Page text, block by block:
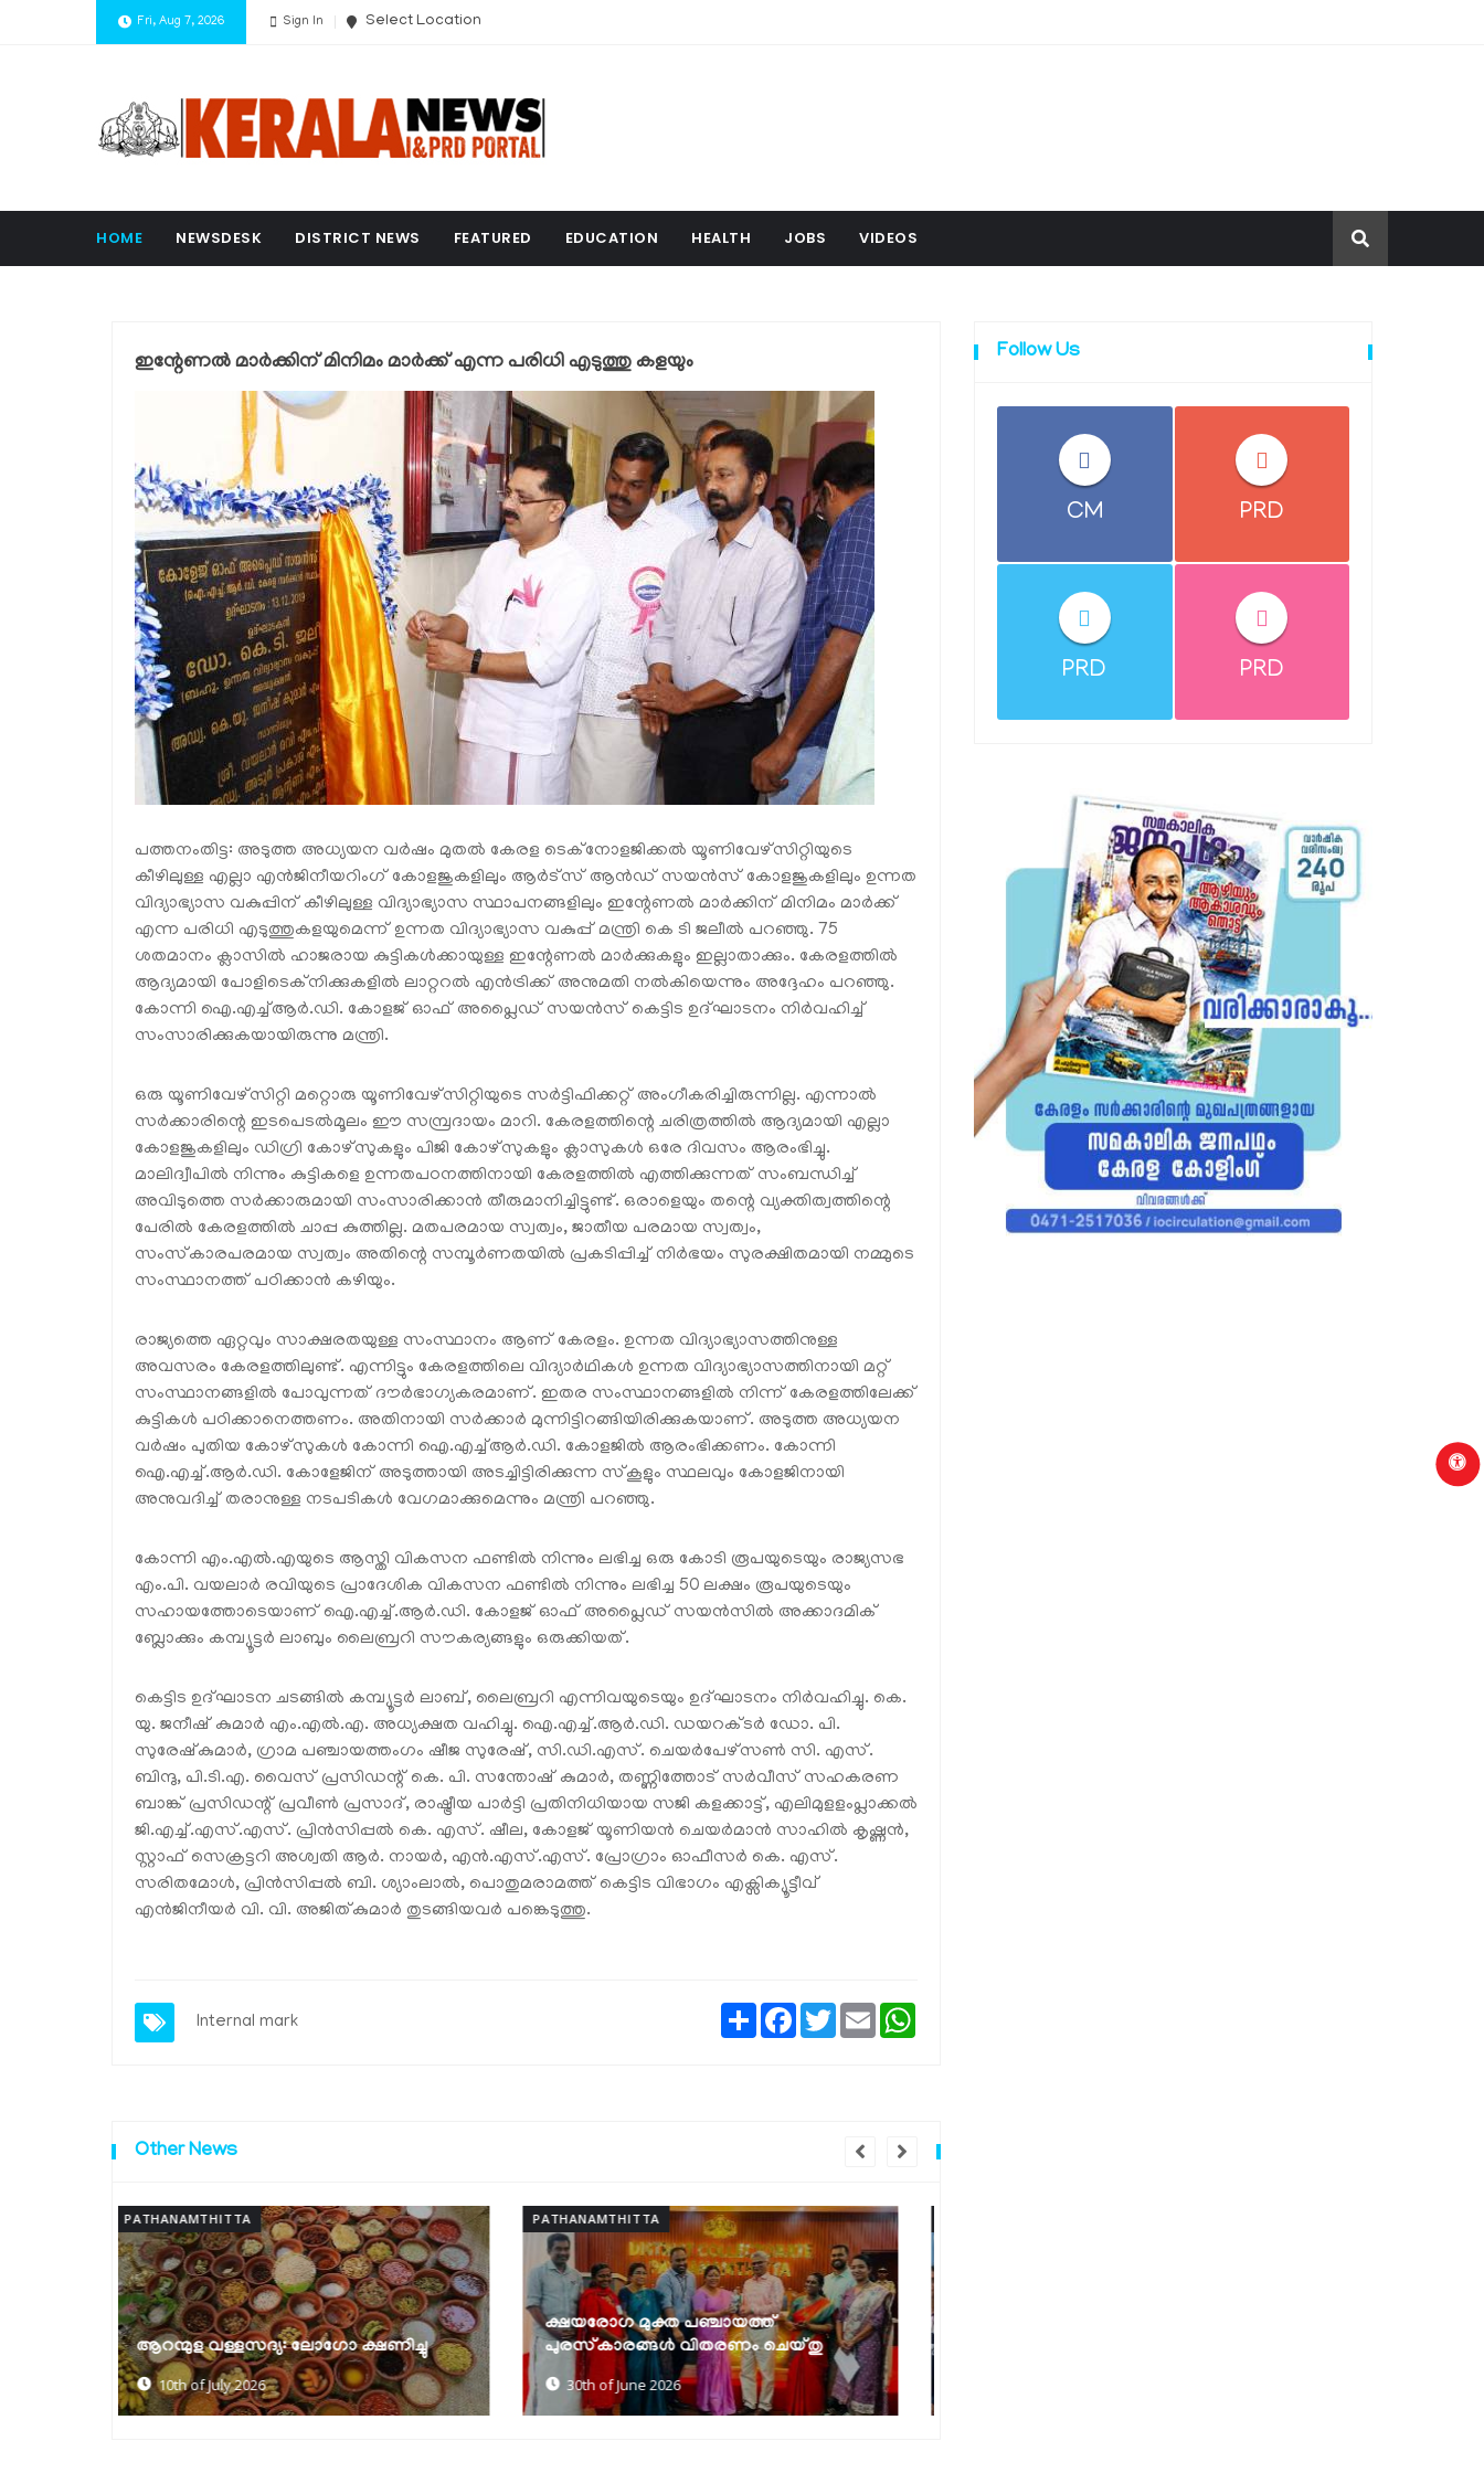
Fri, Aug 7, 2026 Sign In Select Location
HOME NEWSDESK DISTRICT NEWS FEATURED EDUCATION HEALTH JOBS VIDEOS
ഇന്റേണല്‍ മാര്‍ക്കിന് മിനിമം മാര്‍ക്ക് എന്ന പരിധി എടുത്തു കളയും
പത്തനംതിട്ട: അടുത്ത അധ്യയന വര്‍ഷം മുതല്‍ കേരള ടെക്നോളജിക്കല്‍ യൂണിവേഴ്സിറ്റിയുടെ
കീഴിലുള്ള എല്ലാ എന്‍ജിനീയറിംഗ് കോളജുകളിലും ആര്‍ട്സ് ആന്‍ഡ് സയന്‍സ് കോളജുകളിലും ഉന്നത
വിദ്യാഭ്യാസ വകുപ്പിന് കീഴിലുള്ള വിദ്യാഭ്യാസ സ്ഥാപനങ്ങളിലും ഇന്റേണല്‍ മാര്‍ക്കിന് മിനിമം മാര്‍ക്ക്
എന്ന പരിധി എടുത്തുകളയുമെന്ന് ഉന്നത വിദ്യാഭ്യാസ വകുപ്പ് മന്ത്രി കെ ടി ജലീല്‍ പറഞ്ഞു. 75
ശതമാനം ക്ലാസില്‍ ഹാജരായ കുട്ടികള്‍ക്കായുള്ള ഇന്റേണല്‍ മാര്‍ക്കുകളും ഇല്ലാതാക്കും. കേരളത്തില്‍
ആദ്യമായി പോളിടെക്നിക്കുകളില്‍ ലാറ്ററല്‍ എന്‍ട്രിക്ക് അനുമതി നല്‍കിയെന്നും അദ്ദേഹം പറഞ്ഞു.
കോന്നി ഐ.എച്ച്ആര്‍.ഡി. കോളജ് ഓഫ് അപ്ലൈഡ് സയന്‍സ് കെട്ടിട ഉദ്ഘാടനം നിര്‍വഹിച്ച്
സംസാരിക്കുകയായിരുന്നു മന്ത്രി.
ഒരു യൂണിവേഴ്സിറ്റി മറ്റൊരു യൂണിവേഴ്സിറ്റിയുടെ സര്‍ട്ടിഫിക്കറ്റ് അംഗീകരിച്ചിരുന്നില്ല. എന്നാല്‍
സര്‍ക്കാരിന്റെ ഇടപെടല്‍മൂലം ഈ സമ്പ്രദായം മാറി. കേരളത്തിന്റെ ചരിത്രത്തില്‍ ആദ്യമായി എല്ലാ
കോളജുകളിലും ഡിഗ്രി കോഴ്സുകളും പിജി കോഴ്സുകളും ക്ലാസുകള്‍ ഒരേ ദിവസം ആരംഭിച്ചു.
മാലിദ്വീപില്‍ നിന്നും കുട്ടികളെ ഉന്നതപഠനത്തിനായി കേരളത്തില്‍ എത്തിക്കുന്നത് സംബന്ധിച്ച്
അവിടുത്തെ സര്‍ക്കാരുമായി സംസാരിക്കാന്‍ തീരുമാനിച്ചിട്ടുണ്ട്. ഒരാളെയും തന്റെ വ്യക്തിത്വത്തിന്റെ
പേരില്‍ കേരളത്തില്‍ ചാപ്പ കുത്തില്ല. മതപരമായ സ്വത്വം, ജാതീയ പരമായ സ്വത്വം,
സംസ്‌കാരപരമായ സ്വത്വം അതിന്റെ സമ്പൂര്‍ണതയില്‍ പ്രകടിപ്പിച്ച് നിര്‍ഭയം സുരക്ഷിതമായി നമ്മുടെ
സംസ്ഥാനത്ത് പഠിക്കാന്‍ കഴിയും.
രാജ്യത്തെ ഏറ്റവും സാക്ഷരതയുള്ള സംസ്ഥാനം ആണ് കേരളം. ഉന്നത വിദ്യാഭ്യാസത്തിനുള്ള
അവസരം കേരളത്തിലുണ്ട്. എന്നിട്ടും കേരളത്തിലെ വിദ്യാര്‍ഥികള്‍ ഉന്നത വിദ്യാഭ്യാസത്തിനായി മറ്റ്
സംസ്ഥാനങ്ങളില്‍ പോവുന്നത് ദൗര്‍ഭാഗ്യകരമാണ്. ഇതര സംസ്ഥാനങ്ങളില്‍ നിന്ന് കേരളത്തിലേക്ക്
കുട്ടികള്‍ പഠിക്കാനെത്തണം. അതിനായി സര്‍ക്കാര്‍ മുന്നിട്ടിറങ്ങിയിരിക്കുകയാണ്. അടുത്ത അധ്യയന
വര്‍ഷം പുതിയ കോഴ്സുകള്‍ കോന്നി ഐ.എച്ച്ആര്‍.ഡി. കോളജില്‍ ആരംഭിക്കണം. കോന്നി
ഐ.എച്ച്.ആര്‍.ഡി. കോളേജിന് അടുത്തായി അടച്ചിട്ടിരിക്കുന്ന സ്‌കൂളും സ്ഥലവും കോളജിനായി
അനുവദിച്ച് തരാനുള്ള നടപടികള്‍ വേഗമാക്കുമെന്നും മന്ത്രി പറഞ്ഞു.
കോന്നി എം.എല്‍.എയുടെ ആസ്തി വികസന ഫണ്ടില്‍ നിന്നും ലഭിച്ച ഒരു കോടി രൂപയുടെയും രാജ്യസഭ
എം.പി. വയലാര്‍ രവിയുടെ പ്രാദേശിക വികസന ഫണ്ടില്‍ നിന്നും ലഭിച്ച 50 ലക്ഷം രൂപയുടെയും
സഹായത്തോടെയാണ് ഐ.എച്ച്.ആര്‍.ഡി. കോളജ് ഓഫ് അപ്ലൈഡ് സയന്‍സില്‍ അക്കാദമിക്
ബ്ലോക്കും കമ്പ്യൂട്ടര്‍ ലാബും ലൈബ്രറി സൗകര്യങ്ങളും ഒരുക്കിയത്.
കെട്ടിട ഉദ്ഘാടന ചടങ്ങില്‍ കമ്പ്യൂട്ടര്‍ ലാബ്, ലൈബ്രറി എന്നിവയുടെയും ഉദ്ഘാടനം നിര്‍വഹിച്ചു. കെ.
യു. ജനീഷ് കുമാര്‍ എം.എല്‍.എ. അധ്യക്ഷത വഹിച്ചു. ഐ.എച്ച്.ആര്‍.ഡി. ഡയറക്ടര്‍ ഡോ. പി.
സുരേഷ്‌കുമാര്‍, ഗ്രാമ പഞ്ചായത്തംഗം ഷീജ സുരേഷ്, സി.ഡി.എസ്. ചെയര്‍പേഴ്സണ്‍ സി. എസ്.
ബിന്ദു, പി.ടി.എ. വൈസ് പ്രസിഡന്റ് കെ. പി. സന്തോഷ് കുമാര്‍, തണ്ണിത്തോട് സര്‍വീസ് സഹകരണ
ബാങ്ക് പ്രസിഡന്റ് പ്രവീണ്‍ പ്രസാദ്, രാഷ്ട്രീയ പാര്‍ട്ടി പ്രതിനിധിയായ സജി കളക്കാട്ട്, എലിമുളളംപ്ലാക്കല്‍
ജി.എച്ച്.എസ്.എസ്. പ്രിന്‍സിപ്പല്‍ കെ. എസ്. ഷീല, കോളജ് യൂണിയന്‍ ചെയര്‍മാന്‍ സാഹില്‍ കൃഷ്ണന്‍,
സ്റ്റാഫ് സെക്രട്ടറി അശ്വതി ആര്‍. നായര്‍, എന്‍.എസ്.എസ്. പ്രോഗ്രാം ഓഫീസര്‍ കെ. എസ്.
സരിതമോള്‍, പ്രിന്‍സിപ്പല്‍ ബി. ശ്യാംലാല്‍, പൊതുമരാമത്ത് കെട്ടിട വിഭാഗം എക്സിക്യൂട്ടീവ്
എന്‍ജിനീയര്‍ വി. വി. അജിത്കുമാര്‍ തുടങ്ങിയവര്‍ പങ്കെടുത്തു.
Internal mark
ShareFacebook
TwitterEmail
Other News
PATHANAMTHITTA
ക്ഷയരോഗ മുക്ത പഞ്ചായത്ത്
പുരസ്‌കാരങ്ങൾ വിതരണം ചെയ്തു
30th of June 2026
PATHANAMTHITTA
സെൻസസ് സെൽഫ് എന്യൂമറേഷൻ:
മികച്ച നേട്ടവുമായി ഹയർ സെക്കൻഡറി
എൻ.എസ്.എസ് യൂണിറ്റുകൾ
30th of June 2026
Follow Us
CM PRD
PRD PRD